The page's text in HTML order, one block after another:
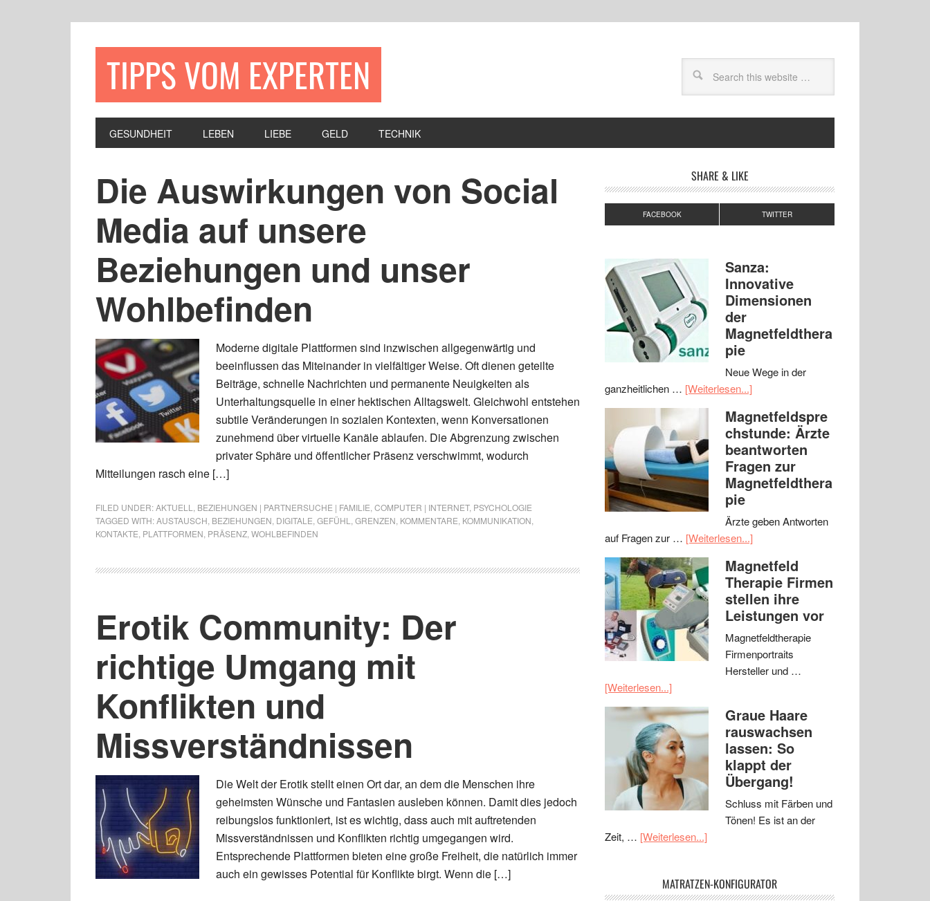
TIPPS VOM EXPERTEN
GESUNDHEIT LEBEN LIEBE GELD TECHNIK
Die Auswirkungen von Social
Media auf unsere
Beziehungen und unser
Wohlbefinden
Moderne digitale Plattformen sind inzwischen allgegenwärtig und
beeinflussen das Miteinander in vielfältiger Weise. Oft dienen geteilte
Beiträge, schnelle Nachrichten und permanente Neuigkeiten als
Unterhaltungsquelle in einer hektischen Alltagswelt. Gleichwohl entstehen
subtile Veränderungen in sozialen Kontexten, wenn Konversationen
zunehmend über virtuelle Kanäle ablaufen. Die Abgrenzung zwischen
privater Sphäre und öffentlicher Präsenz verschwimmt, wodurch
Mitteilungen rasch eine […]
FILED UNDER:AKTUELL BEZIEHUNGEN | PARTNERSUCHE | FAMILIE COMPUTER | INTERNET, PSYCHOLOGIE
TAGGED WITH:AUSTAUSCH BEZIEHUNGEN DIGITALE GEFÜHL GRENZEN KOMMENTARE KOMMUNIKATION
KONTAKTE PLATTFORMEN PRÄSENZ WOHLBEFINDEN
Erotik Community: Der
richtige Umgang mit
Konflikten und
Missverständnissen
Die Welt der Erotik stellt einen Ort dar, an dem die Menschen ihre
geheimsten Wünsche und Fantasien ausleben können. Damit dies jedoch
reibungslos funktioniert, ist es wichtig, dass auch mit auftretenden
Missverständnissen und Konflikten richtig umgegangen wird.
Entsprechende Plattformen bieten eine große Freiheit, die natürlich immer
auch ein gewisses Potential für Konflikte birgt. Wenn die […]
SHARE & LIKE
FACEBOOK TWITTER
Sanza:
Innovative
Dimensionen
der
Magnetfeldthera
pie
Neue Wege in der
ganzheitlichen … [Weiterlesen...]
Magnetfeldspre
chstunde: Ärzte
beantworten
Fragen zur
Magnetfeldthera
pie
Ärzte geben Antworten
auf Fragen zur … [Weiterlesen...]
Magnetfeld
Therapie Firmen
stellen ihre
Leistungen vor
Magnetfeldtherapie
Firmenportraits
Hersteller und …
[Weiterlesen...]
Graue Haare
rauswachsen
lassen: So
klappt der
Übergang!
Schluss mit Färben und
Tönen! Es ist an der
Zeit, … [Weiterlesen...]
MATRATZEN-KONFIGURATOR